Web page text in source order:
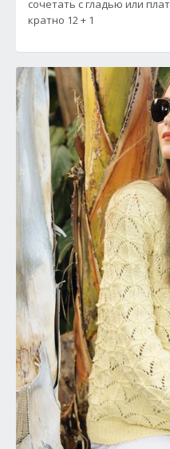
сочетать с гладью или
кратно 12 + 1